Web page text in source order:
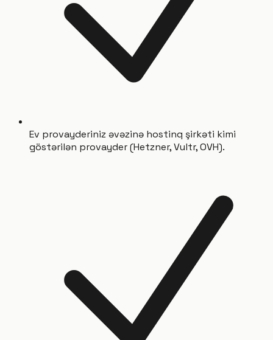
Ev provayderiniz əvəzinə hostinq şirkəti kimi
göstərilən provayder (Hetzner, Vultr, OVH).